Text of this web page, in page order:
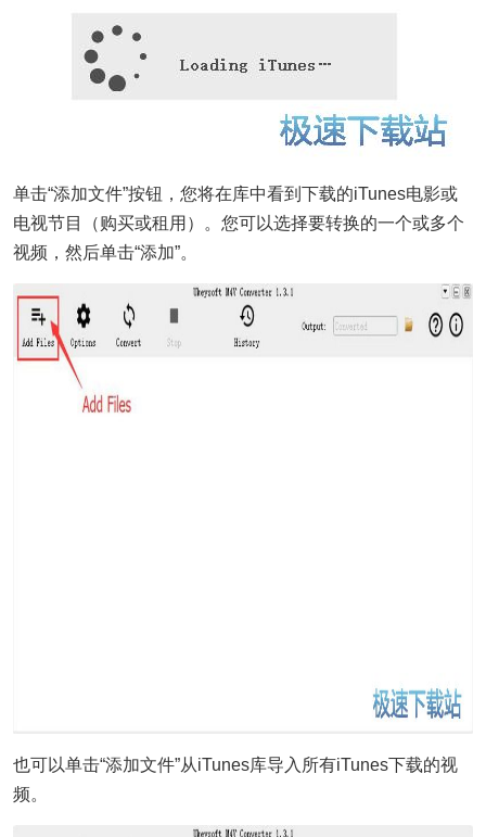
单击“添加文件”按钮，您将在库中看到下载的iTunes电影或
电视节目（购买或租用）。您可以选择要转换的一个或多个
视频，然后单击“添加”。
也可以单击“添加文件”从iTunes库导入所有iTunes下载的视
频。